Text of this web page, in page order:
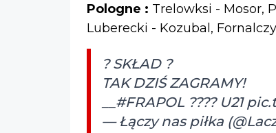
Pologne : Trelowksi - Mosor,
Luberecki - Kozubal,
? SKŁAD ?
TAK DZIŚ ZAGRAMY!
#FRAPOL ???? U21
— Łączy nas piłka